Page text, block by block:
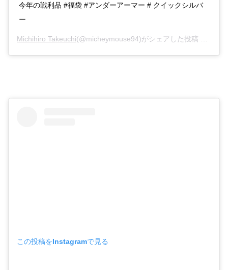
今年の戦利品 #福袋 #アンダーアーマー # クイックシルバ
ー
Michihiro Takeuchi(@micheymouse94)がシェアした投稿 –
この投稿をInstagramで見る